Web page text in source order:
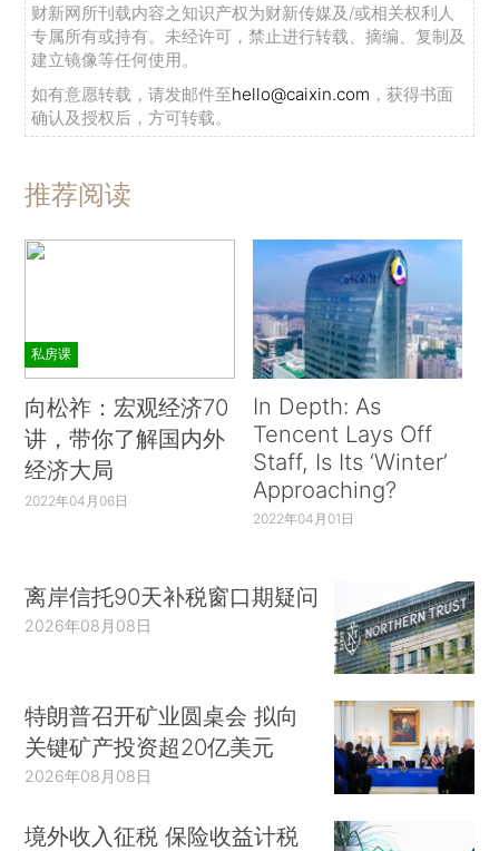
财新网所刊载内容之知识产权为财新传媒及/或相关权利人
专属所有或持有。未经许可，禁止进行转载、摘编、复制及
建立镜像等任何使用。
如有意愿转载，请发邮件至hello@caixin.com ，获得书面
确认及授权后，方可转载。
推荐阅读
私房课
向松祚：宏观经济70
讲，带你了解国内外
经济大局
2022年04月06日
In Depth: As
Tencent Lays Off
Staff, Is Its ‘Winter’
Approaching?
2022年04月01日
离岸信托90天补税窗口期疑问
2026年08月08日
特朗普召开矿业圆桌会 拟向
关键矿产投资超20亿美元
2026年08月08日
境外收入征税 保险收益计税